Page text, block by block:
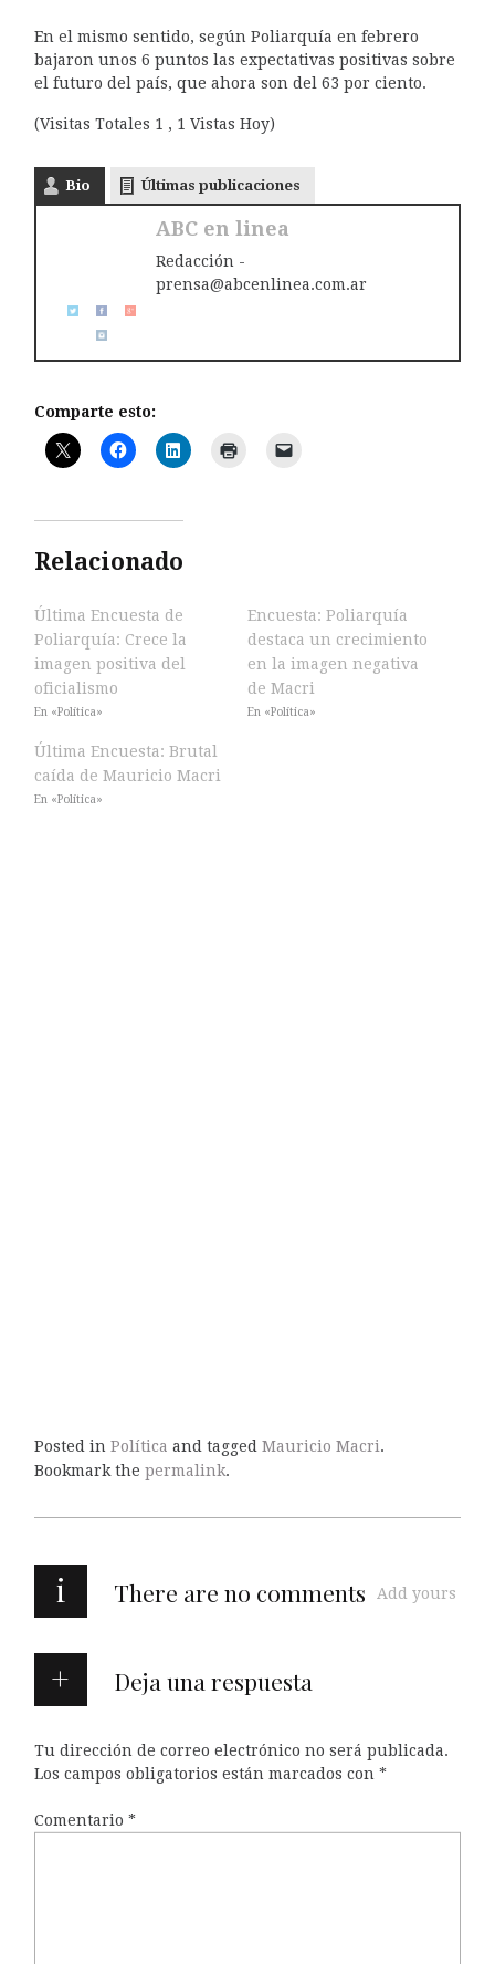
En el mismo sentido, según Poliarquía en febrero
bajaron unos 6 puntos las expectativas positivas sobre
el futuro del país, que ahora son del 63 por ciento.
(Visitas Totales 1 , 1 Vistas Hoy)
Bio Últimas publicaciones
ABC en linea
Redacción -
prensa@abcenlinea.com.ar
Comparte esto:
Relacionado
Última Encuesta de
Poliarquía: Crece la
imagen positiva del
oficialismo
En «Política»
Encuesta: Poliarquía
destaca un crecimiento
en la imagen negativa
de Macri
En «Política»
Última Encuesta: Brutal
caída de Mauricio Macri
En «Política»
Posted in Política and tagged Mauricio Macri.
Bookmark the permalink.
i There are no comments Add yours
Deja una respuesta
Tu dirección de correo electrónico no será publicada.
Los campos obligatorios están marcados con *
Comentario *